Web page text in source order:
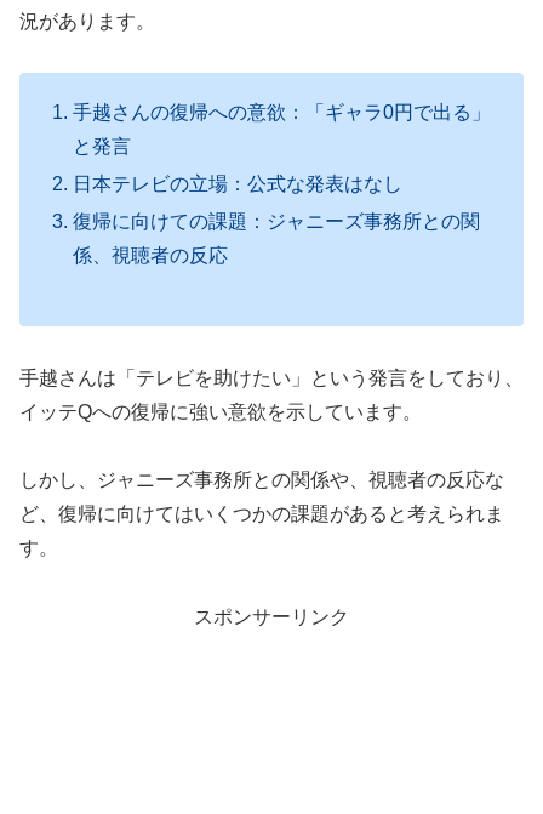
況があります。
手越さんの復帰への意欲：「ギャラ0円で出る」
と発言
日本テレビの立場：公式な発表はなし
復帰に向けての課題：ジャニーズ事務所との関
係、視聴者の反応
手越さんは「テレビを助けたい」という発言をしており
イッテQへの復帰に強い意欲を示しています。
しかし、ジャニーズ事務所との関係や、視聴者の反応な
ど、復帰に向けてはいくつかの課題があると考えられま
す。
スポンサーリンク